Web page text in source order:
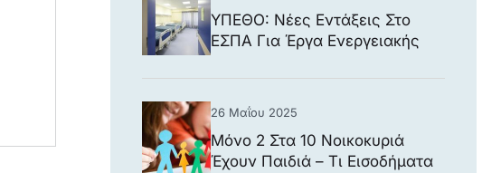
ΥΠΕΘΟ: Νέες Εντάξεις Στο
ΕΣΠΑ Για Έργα Ενεργειακής
26 Μαΐου 2025
Μόνο 2 Στα 10 Νοικοκυριά
Έχουν Παιδιά – Τι Εισοδήματα